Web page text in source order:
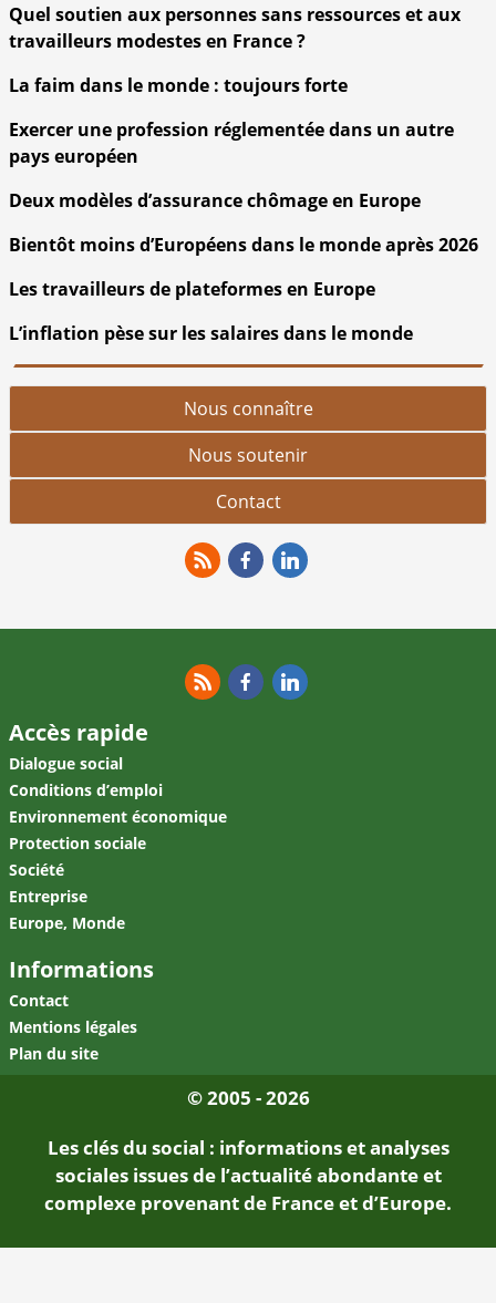
Quel soutien aux personnes sans ressources et aux
travailleurs modestes en France ?
La faim dans le monde : toujours forte
Exercer une profession réglementée dans un autre
pays européen
Deux modèles d’assurance chômage en Europe
Bientôt moins d’Européens dans le monde après 2026
Les travailleurs de plateformes en Europe
L’inflation pèse sur les salaires dans le monde
Nous connaître
Nous soutenir
Contact
Accès rapide
Dialogue social
Conditions d’emploi
Environnement économique
Protection sociale
Société
Entreprise
Europe, Monde
Informations
Contact
Mentions légales
Plan du site
© 2005 - 2026
Les clés du social : informations et analyses
sociales issues de l’actualité abondante et
complexe provenant de France et d’Europe.